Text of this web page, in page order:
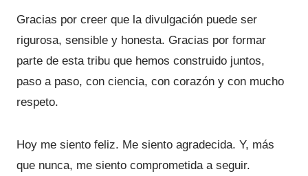
Gracias por creer que la divulgación puede ser
rigurosa, sensible y honesta. Gracias por formar
parte de esta tribu que hemos construido juntos,
paso a paso, con ciencia, con corazón y con mucho
respeto.
Hoy me siento feliz. Me siento agradecida. Y, más
que nunca, me siento comprometida a seguir.